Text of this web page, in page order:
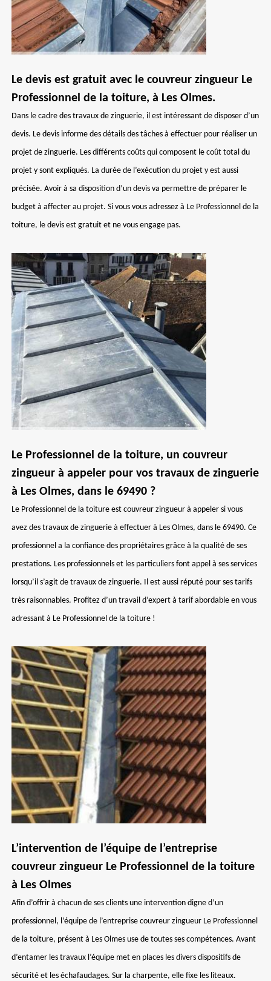
Le devis est gratuit avec le couvreur zingueur Le
Professionnel de la toiture, à Les Olmes.
Dans le cadre des travaux de zinguerie, il est intéressant de disposer d’un
devis. Le devis informe des détails des tâches à effectuer pour réaliser un
projet de zinguerie. Les différents coûts qui composent le coût total du
projet y sont expliqués. La durée de l’exécution du projet y est aussi
précisée. Avoir à sa disposition d’un devis va permettre de préparer le
budget à affecter au projet. Si vous vous adressez à Le Professionnel de la
toiture, le devis est gratuit et ne vous engage pas.
Le Professionnel de la toiture, un couvreur
zingueur à appeler pour vos travaux de zinguerie
à Les Olmes, dans le 69490 ?
Le Professionnel de la toiture est couvreur zingueur à appeler si vous
avez des travaux de zinguerie à effectuer à Les Olmes, dans le 69490. Ce
professionnel a la confiance des propriétaires grâce à la qualité de ses
prestations. Les professionnels et les particuliers font appel à ses services
lorsqu’il s’agit de travaux de zinguerie. Il est aussi réputé pour ses tarifs
très raisonnables. Profitez d’un travail d’expert à tarif abordable en vous
adressant à Le Professionnel de la toiture !
L’intervention de l’équipe de l’entreprise
couvreur zingueur Le Professionnel de la toiture
à Les Olmes
Afin d’offrir à chacun de ses clients une intervention digne d’un
professionnel, l’équipe de l’entreprise couvreur zingueur Le Professionnel
de la toiture, présent à Les Olmes use de toutes ses compétences. Avant
d’entamer les travaux l’équipe met en places les divers dispositifs de
sécurité et les échafaudages. Sur la charpente, elle fixe les liteaux.